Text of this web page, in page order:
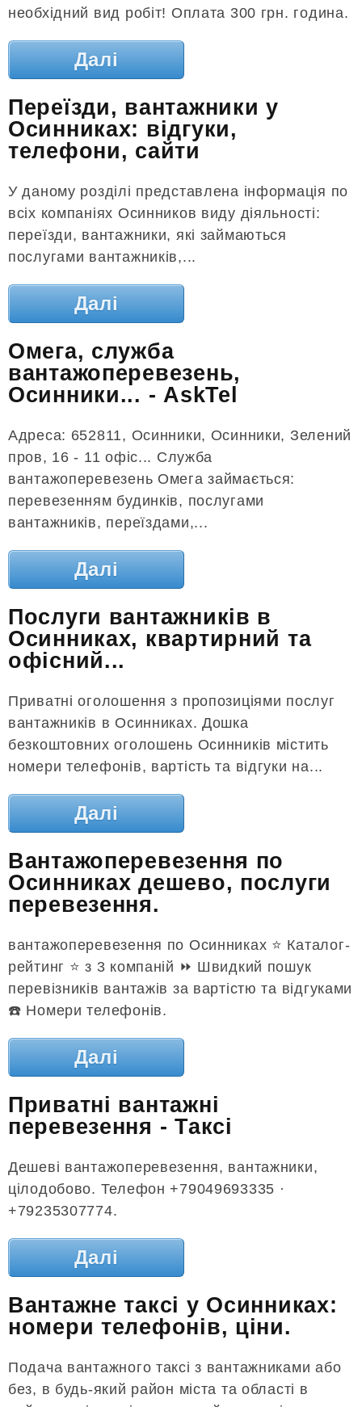
необхідний вид робіт! Оплата 300 грн. година.
Далі
Переїзди, вантажники у
Осинниках: відгуки,
телефони, сайти
У даному розділі представлена ​​інформація по
всіх компаніях Осинников виду діяльності:
переїзди, вантажники, які займаються
послугами вантажників,...
Далі
Омега, служба
вантажоперевезень,
Осинники... - AskTel
Адреса: 652811, Осинники, Осинники, Зелений
пров, 16 - 11 офіс... Служба
вантажоперевезень Омега займається:
перевезенням будинків, послугами
вантажників, переїздами,...
Далі
Послуги вантажників в
Осинниках, квартирний та
офісний...
Приватні оголошення з пропозиціями послуг
вантажників в Осинниках. Дошка
безкоштовних оголошень Осинників містить
номери телефонів, вартість та відгуки на...
Далі
Вантажоперевезення по
Осинниках дешево, послуги
перевезення.
вантажоперевезення по Осинниках ⭐️ Каталог-
рейтинг ⭐️ з 3 компаній ⏩ Швидкий пошук
перевізників вантажів за вартістю та відгуками
☎️ Номери телефонів.
Далі
Приватні вантажні
перевезення - Таксі
Дешеві вантажоперевезення, вантажники,
цілодобово. Телефон +79049693335 ·
+79235307774.
Далі
Вантажне таксі у Осинниках:
номери телефонів, ціни.
Подача вантажного таксі з вантажниками або
без, в будь-який район міста та області в